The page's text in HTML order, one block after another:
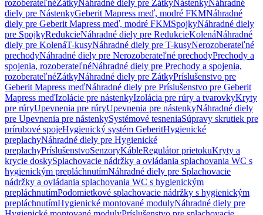
rozoberateľnéZátkyNáhradné diely pre ZátkyNástenkyNáhradné
diely pre NástenkyGeberit Mapress meď, modré FKMNáhradné
diely pre Geberit Mapress meď, modré FKMSpojkyNáhradné diely
pre SpojkyRedukcieNáhradné diely pre RedukcieKolenáNáhradné
diely pre KolenáT-kusyNáhradné diely pre T-kusyNerozoberateľné
prechodyNáhradné diely pre Nerozoberateľné prechodyPrechody a
spojenia, rozoberateľnéNáhradné diely pre Prechody a spojenia,
rozoberateľnéZátkyNáhradné diely pre ZátkyPríslušenstvo pre
Geberit Mapress meďNáhradné diely pre Príslušenstvo pre Geberit
Mapress meďIzolácie pre nástenkyIzolácia pre rúry a tvarovkyKryty
pre rúryUpevnenia pre rúryUpevnenia pre nástenkyNáhradné diely
pre Upevnenia pre nástenkySystémové tesneniaSúpravy skrutiek pre
prírubové spojeHygienický systém GeberitHygienické
preplachyNáhradné diely pre Hygienické
preplachyPríslušenstvoSenzoryKábleRegulátor prietokuKryty a
krycie doskySplachovacie nádržky a ovládania splachovania WC s
hygienickým prepláchnutímNáhradné diely pre Splachovacie
nádržky a ovládania splachovania WC s hygienickým
prepláchnutímPodomietkové splachovacie nádržky s hygienickým
prepláchnutímHygienické montované modulyNáhradné diely pre